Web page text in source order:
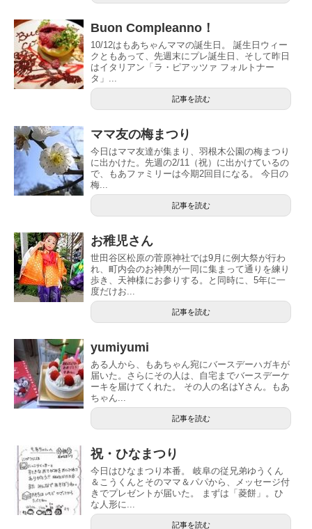
Buon Compleanno！
10/12はもあちゃんママの誕生日。 誕生日ウィー
クともあって、先週末にプレ誕生日、そして昨日
はイタリアン「ラ・ピアッツァ フォルトナー
タ」...
記事を読む
ママ友の梅まつり
今日はママ友達が集まり、羽根木公園の梅まつり
に出かけた。先週の2/11（祝）に出かけているの
で、もあファミリーは今期2回目になる。 今日の
梅...
記事を読む
お稚児さん
世田谷区松原の菅原神社では9月に例大祭が行わ
れ、町内会のお神輿が一同に集まって通りを練り
歩き、天神様にお参りする。と同時に、5年に一
度だけお...
記事を読む
yumiyumi
ある人から、もあちゃん宛にバースデーハガキが
届いた。さらにその人は、自宅までバースデーケ
ーキを届けてくれた。 その人の名はYさん。もあ
ちゃん...
記事を読む
祝・ひなまつり
今日はひなまつり本番。 岐阜の従兄弟ゆうくん
＆こうくんとそのママ＆パパから、メッセージ付
きでプレゼントが届いた。 まずは「菱餅」。ひ
な人形に...
記事を読む